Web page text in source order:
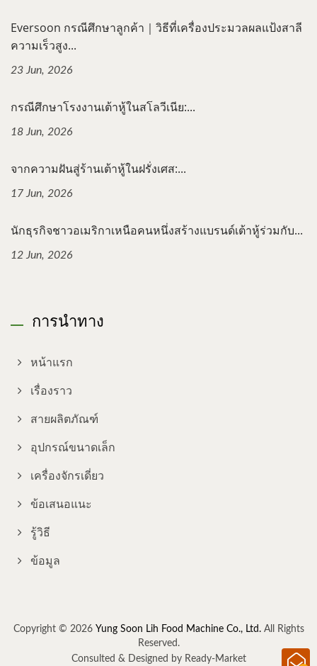
Eversoon กรณีศึกษาลูกค้า｜วิธีที่เครื่องประมวลผลแป้งสาลี
ความเร็วสูง...
23 Jun, 2026
กรณีศึกษาโรงงานเต้าหู้ในสโลวีเนีย:...
18 Jun, 2026
จากความฝันสู่ร้านเต้าหู้ในฝรั่งเศส:...
17 Jun, 2026
นักธุรกิจชาวอเมริกาเหนือคนหนึ่งสร้างแบรนด์เต้าหู้ร่วมกับ...
12 Jun, 2026
การนำทาง
หน้าแรก
เรื่องราว
สายผลิตภัณฑ์
อุปกรณ์ขนาดเล็ก
เครื่องจักรเดี่ยว
ข้อเสนอแนะ
รู้วิธี
ข้อมูล
Copyright © 2026 Yung Soon Lih Food Machine Co., Ltd.All Rights
Reserved.
Consulted & Designed by Ready-Market